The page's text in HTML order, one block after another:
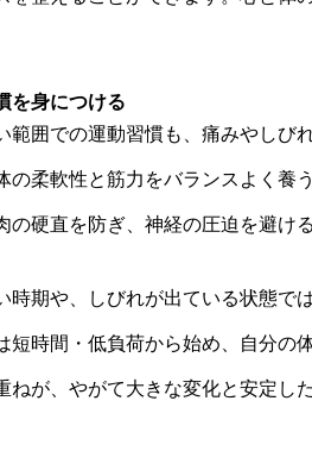
を身につける
範囲での運動習慣も、痛みやしび
の柔軟性と筋力をバランスよく
の硬直を防ぎ、神経の圧迫を避け
時期や、しびれが出ている状態で
短時間・低負荷から始め、自分の
ねが、やがて大きな変化と安定し